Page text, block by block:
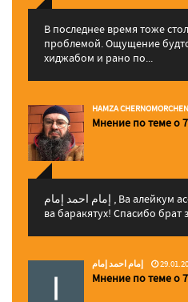
В последнее время тоже
проблемой. Ощущение
хиджабом и рано по...
HAMZA
Мнение по теме о
إمام احمد إمام , Ва алейкум ассалам ва рахматуЛлахи
ва баракятух! Спасибо брат
إمام احمد إمام
Мнение по теме о